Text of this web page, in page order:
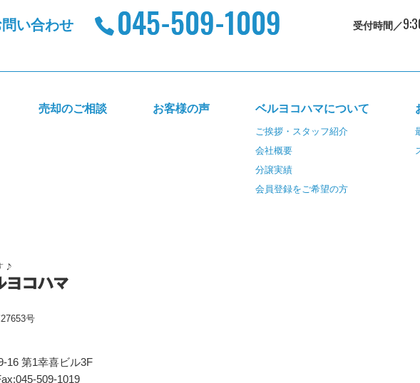
い合わせ 受付時間／
売却のご相談 お客様の声 ベルヨコハマについて
ご挨拶・スタッフ紹介
会社概要
分譲実績
会員登録をご希望の方
号
16 第1幸喜ビル3F
509-1019